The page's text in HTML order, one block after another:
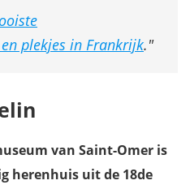
plekjes in Frankrijk.
van Saint-Omer is
herenhuis uit de 18de